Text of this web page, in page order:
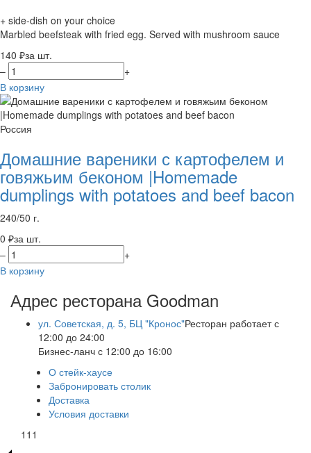
+ side-dish on your choice
Marbled beefsteak with fried egg. Served with mushroom sauce
140 ₽за шт.
–
+
В корзину
Россия
Домашние вареники с картофелем и
говяжьим беконом |Homemade
dumplings with potatoes and beef bacon
240/50 г.
0 ₽за шт.
–
+
В корзину
Адрес ресторана Goodman
ул. Советская, д. 5, БЦ "Кронос"Ресторан работает с
12:00 до 24:00
Бизнес-ланч с 12:00 до 16:00
О стейк-хаусе
Забронировать столик
Доставка
Условия доставки
111